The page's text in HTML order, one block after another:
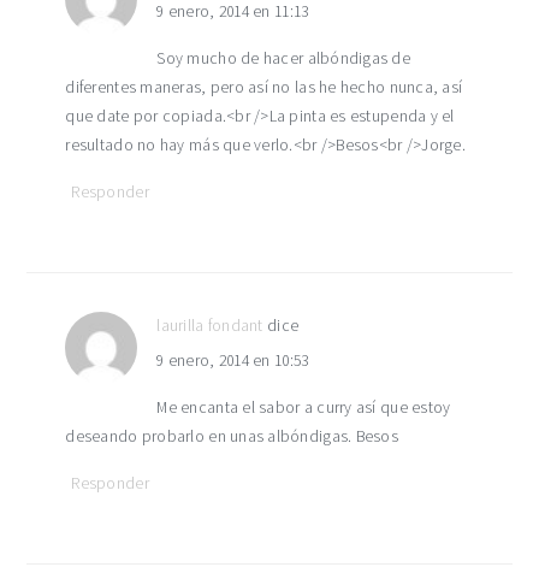
9 enero, 2014 en 11:13
Soy mucho de hacer albóndigas de
diferentes maneras, pero así no las he hecho nunca, así
que date por copiada.<br />La pinta es estupenda y el
resultado no hay más que verlo.<br />Besos<br />Jorge.
Responder
laurilla fondant dice
9 enero, 2014 en 10:53
Me encanta el sabor a curry así que estoy
deseando probarlo en unas albóndigas. Besos
Responder